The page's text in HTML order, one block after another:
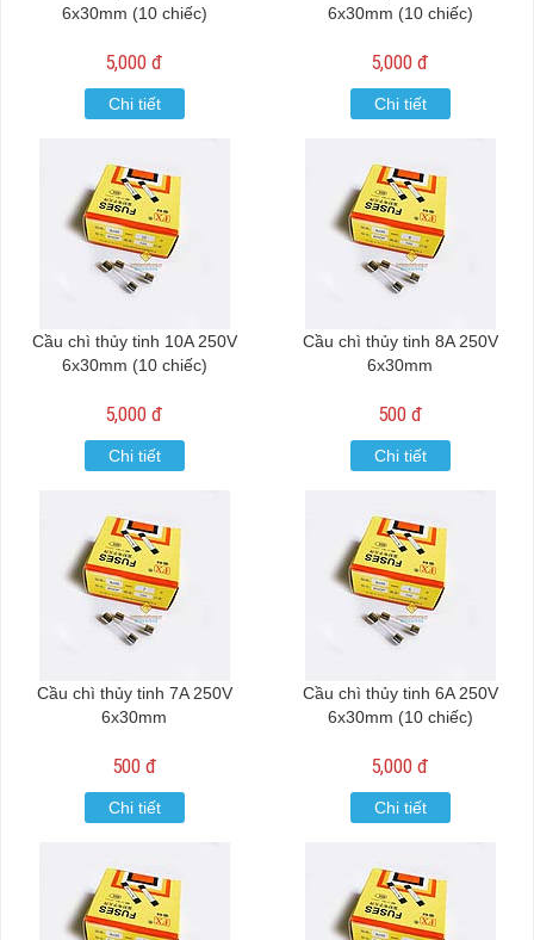
6x30mm (10 chiếc)
5,000 đ
Chi tiết
6x30mm (10 chiếc)
5,000 đ
Chi tiết
Cầu chì thủy tinh 10A 250V
6x30mm (10 chiếc)
5,000 đ
Chi tiết
Cầu chì thủy tinh 8A 250V
6x30mm
500 đ
Chi tiết
Cầu chì thủy tinh 7A 250V
6x30mm
500 đ
Chi tiết
Cầu chì thủy tinh 6A 250V
6x30mm (10 chiếc)
5,000 đ
Chi tiết